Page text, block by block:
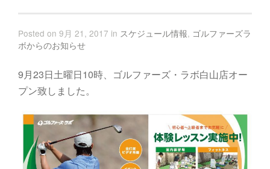
Posted on 9月 21, 2017 in スケジュール情報, ゴルファーズラ
ボからのお知らせ
9月23日土曜日10時、ゴルファーズ・ラボ白山店オー
プン致しました。